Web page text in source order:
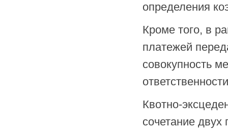
определения
Кроме того, в
платежей
совокупность
Квотно-
сочетание